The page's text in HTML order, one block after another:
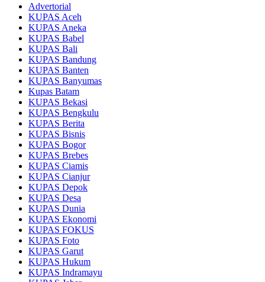
Advertorial
KUPAS Aceh
KUPAS Aneka
KUPAS Babel
KUPAS Bali
KUPAS Bandung
KUPAS Banten
KUPAS Banyumas
Kupas Batam
KUPAS Bekasi
KUPAS Bengkulu
KUPAS Berita
KUPAS Bisnis
KUPAS Bogor
KUPAS Brebes
KUPAS Ciamis
KUPAS Cianjur
KUPAS Depok
KUPAS Desa
KUPAS Dunia
KUPAS Ekonomi
KUPAS FOKUS
KUPAS Foto
KUPAS Garut
KUPAS Hukum
KUPAS Indramayu